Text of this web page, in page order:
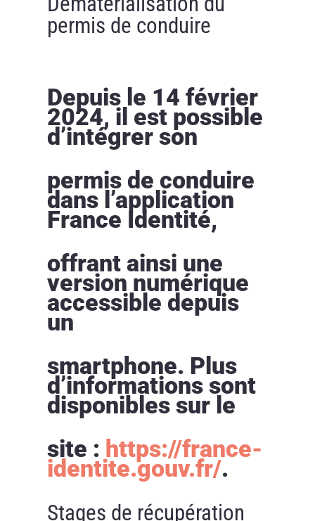
permis de conduire
Depuis le 14 février
2024, il est possible
d’intégrer son
permis de conduire
dans l’application
France Identité,
offrant ainsi une
version numérique
accessible depuis
un
smartphone. Plus
d’informations sont
disponibles sur le
site : https://france-
identite.gouv.fr/.
Stages de récupération